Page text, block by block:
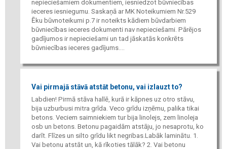
nepieciešamiem dokumentiem, iesniedzot būvniecības
ieceres iesniegumu. Saskaņā ar MK Noteikumiem Nr.529
Ēku būvnoteikumi p.7 ir noteikts kādiem būvdarbiem
būvniecības ieceres dokumenti nav nepieciešami. Pārējos
gadījumos ir nepieciešami un tad jāskatās konkrēts
būvniecības ieceres gadījums....
Vai pirmajā stāvā atstāt betonu, vai izlauzt to?
Labdien! Pirmā stāva hallē, kurā ir kāpnes uz otro stāvu,
bija uzburbusi mitra grīda. Veco grīdu izņēmu, palika tikai
betons. Veciem saimniekiem tur bija linolejs, zem linoleja
osb un betons. Betonu pagaidām atstāju, jo nesaprotu, ko
darīt. Flīzes un silto grīdu likt negribas.Labāk laminātu. 1.
Vai betonu atstāt un, kā rīkoties tālāk? 2. Vai betonu